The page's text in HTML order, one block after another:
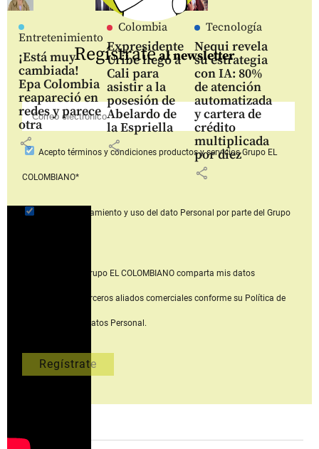
Entretenimiento
¡Está muy
cambiada!
Epa Colombia
reapareció en
redes y parece
otra
share
Colombia
Expresidente
Uribe llegó a
Cali para
asistir a la
posesión de
Abelardo de
la Espriella
share
Tecnología
Nequi revela
su estrategia
con IA: 80%
de atención
automatizada
y cartera de
crédito
multiplicada
por diez
share
Regístrateal newsletter
Aceptotérminos y condiciones productos y serviciosGrupo EL
COLOMBIANO*
el tratamiento y uso del dato Personal por parte del Grupo
Acepto que Grupo EL COLOMBIANOcomparta mis datos
personales con terceros aliados comerciales conforme su Política de
Tratamiento del Datos Personal.